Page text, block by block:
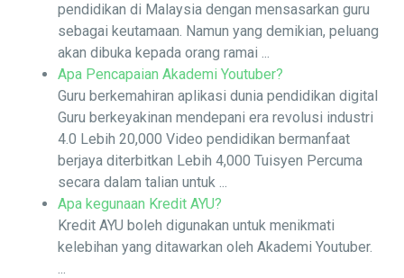
pendidikan di Malaysia dengan mensasarkan guru
sebagai keutamaan. Namun yang demikian, peluang
akan dibuka kepada orang ramai ...
Apa Pencapaian Akademi Youtuber?
Guru berkemahiran aplikasi dunia pendidikan digital
Guru berkeyakinan mendepani era revolusi industri
4.0 Lebih 20,000 Video pendidikan bermanfaat
berjaya diterbitkan Lebih 4,000 Tuisyen Percuma
secara dalam talian untuk ...
Apa kegunaan Kredit AYU?
Kredit AYU boleh digunakan untuk menikmati
kelebihan yang ditawarkan oleh Akademi Youtuber.
...